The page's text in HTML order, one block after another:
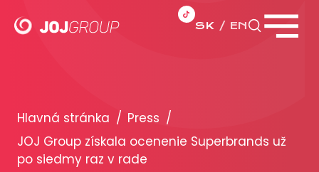
SK EN
Brandy
Produkty
Hlavná stránka / Press /
JOJ Group získala ocenenie Superbrands už
po siedmy raz v rade